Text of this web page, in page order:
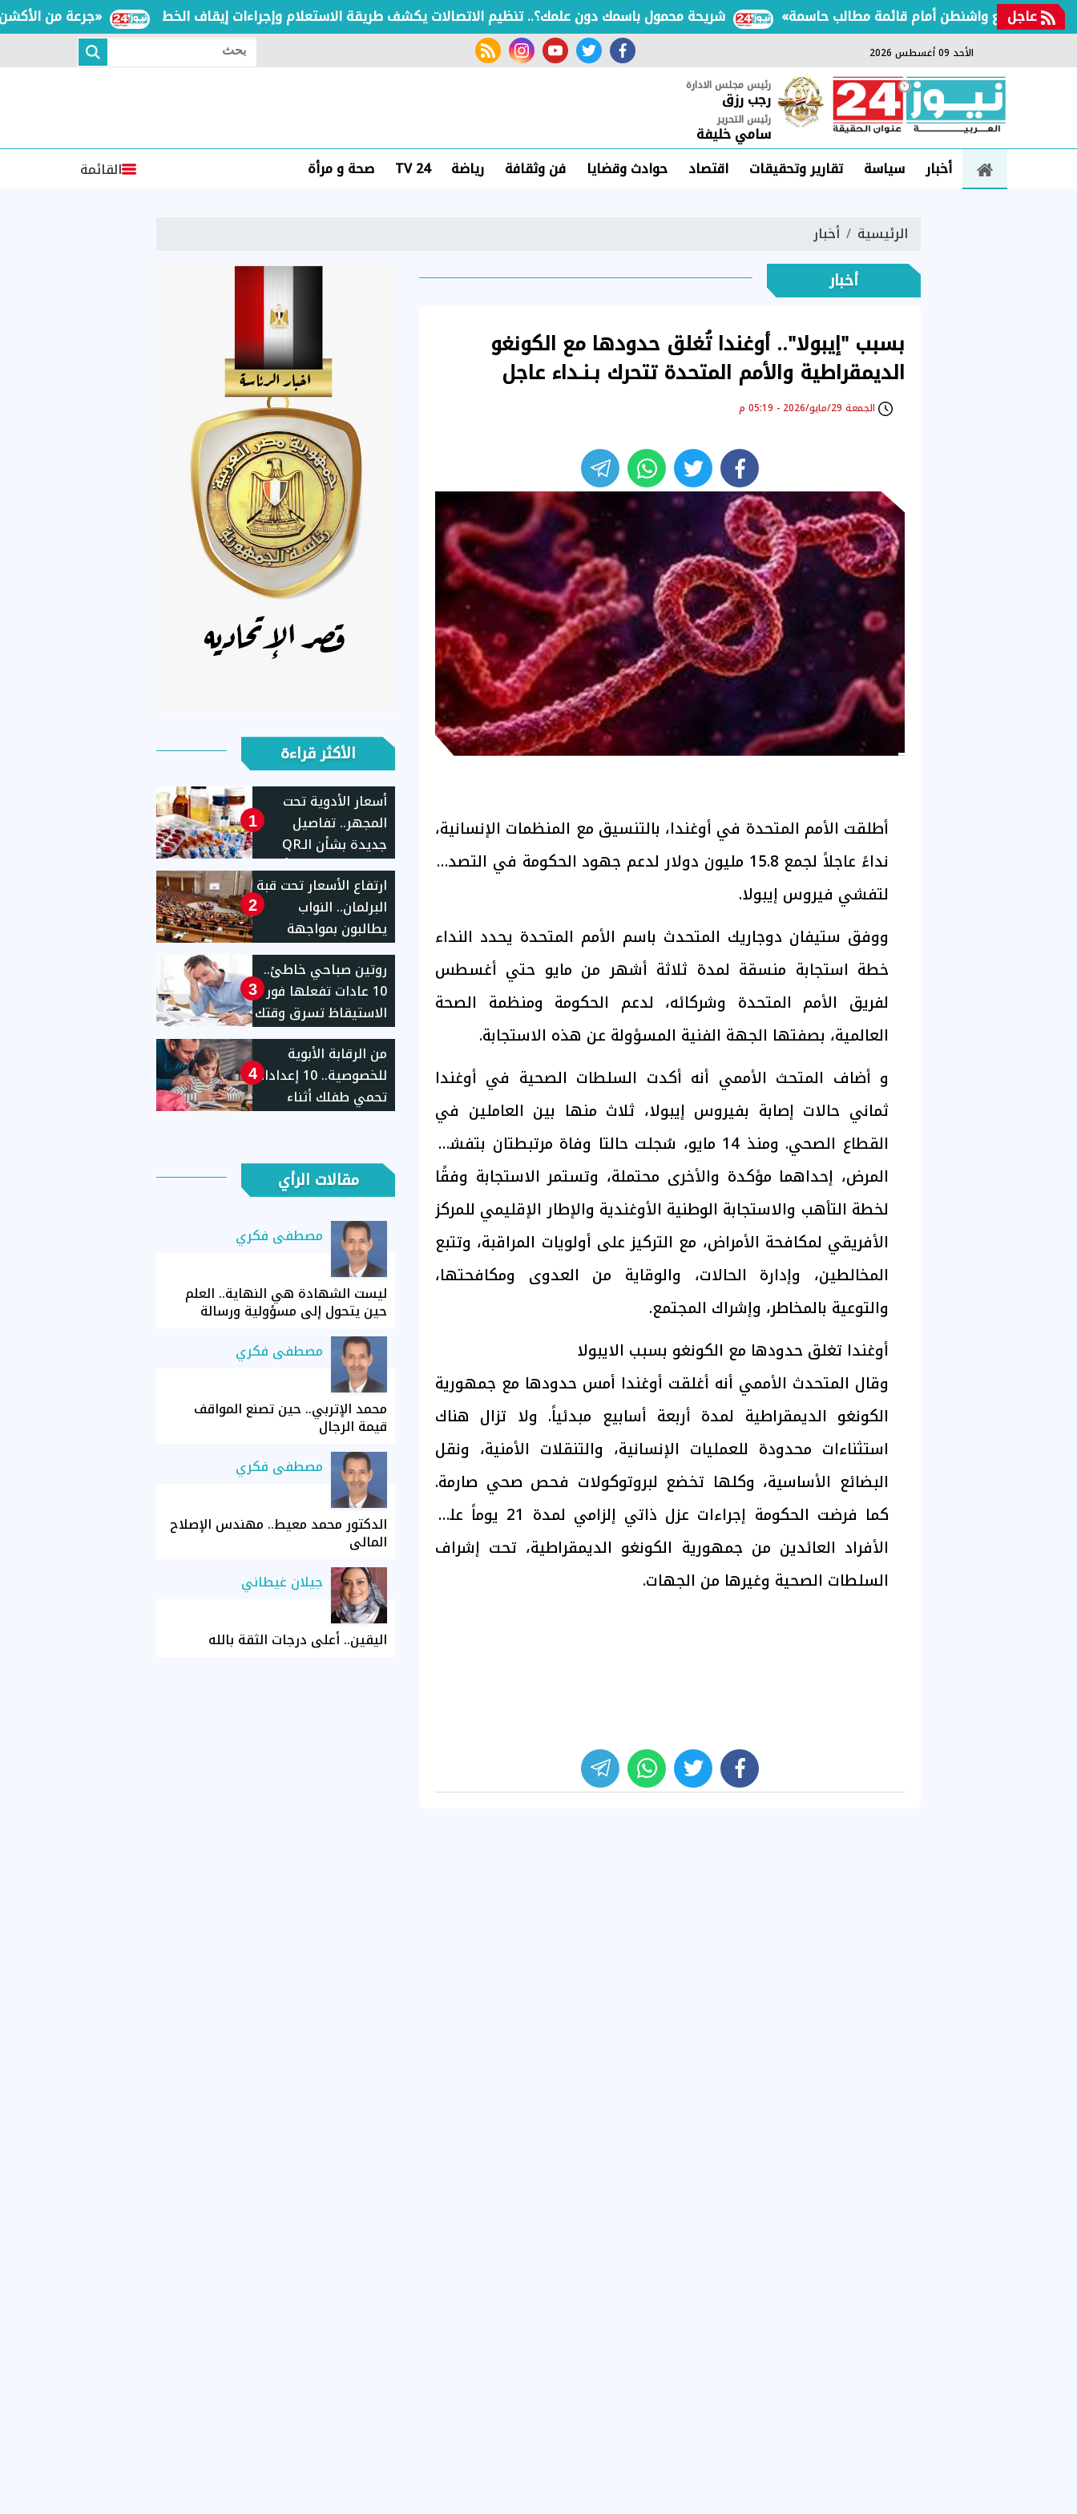
عاجل جرعة من الأكشن والكوميديا.. أمير كرارة يستعد لـ«شغل كايرو» شريحة محمول باسمك دون علمك؟.. تنظيم الاتصالات يكشف طريقة الاستعلام وإجراءات إيقاف الخط إيران تضع واشنطن أمام قائمة مطالب حاسمة
الأحد 09 أغسطس 2026 facebook
twitter
youtube
instagram
rss feed
بحث
رئيس مجلس الادارة
رجب رزق
رئيس التحرير
سامي خليفة
أخبار
سياسة تقارير وتحقيقات اقتصاد حوادث وقضايا فن وثقافة رياضة TV 24 صحة و مرأة القائمة
الرئيسية أخبار
أخبار
بسبب "إيبولا".. أوغندا تُغلق حدودها مع الكونغو
الديمقراطية والأمم المتحدة تتحرك بـنـداء عاجل
الجمعة 29/مايو/2026 - 05:19 م
أطلقت الأمم المتحدة في أوغندا، بالتنسيق مع المنظمات الإنسانية،
نداءً عاجلاً لجمع 15.8 مليون دولار لدعم جهود الحكومة في التصدي
لتفشي فيروس إيبولا.
ووفق ستيفان دوجاريك المتحدث باسم الأمم المتحدة يحدد النداء
خطة استجابة منسقة لمدة ثلاثة أشهر من مايو حتي أغسطس
لفريق الأمم المتحدة وشركائه، لدعم الحكومة ومنظمة الصحة
العالمية، بصفتها الجهة الفنية المسؤولة عن هذه الاستجابة.
و أضاف المتحث الأممي أنه أكدت السلطات الصحية في أوغندا
ثماني حالات إصابة بفيروس إيبولا، ثلاث منها بين العاملين في
القطاع الصحي. ومنذ 14 مايو، سُجلت حالتا وفاة مرتبطتان بتفشي
المرض، إحداهما مؤكدة والأخرى محتملة، وتستمر الاستجابة وفقًا
لخطة التأهب والاستجابة الوطنية الأوغندية والإطار الإقليمي للمركز
الأفريقي لمكافحة الأمراض، مع التركيز على أولويات المراقبة، وتتبع
المخالطين، وإدارة الحالات، والوقاية من العدوى ومكافحتها،
والتوعية بالمخاطر، وإشراك المجتمع.
أوغندا تغلق حدودها مع الكونغو بسبب الايبولا
وقال المتحدث الأممي أنه أغلقت أوغندا أمس حدودها مع جمهورية
الكونغو الديمقراطية لمدة أربعة أسابيع مبدئياً. ولا تزال هناك
استثناءات محدودة للعمليات الإنسانية، والتنقلات الأمنية، ونقل
البضائع الأساسية، وكلها تخضع لبروتوكولات فحص صحي صارمة.
كما فرضت الحكومة إجراءات عزل ذاتي إلزامي لمدة 21 يوماً على
الأفراد العائدين من جمهورية الكونغو الديمقراطية، تحت إشراف
السلطات الصحية وغيرها من الجهات.
الأكثر قراءة
1
أسعار الأدوية تحت
المجهر.. تفاصيل
جديدة بشأن الـQR
Code ورسالة طمأنة
للمواطنين
2
ارتفاع الأسعار تحت قبة
البرلمان.. النواب
يطالبون بمواجهة
حاسمة للمحتكرين
والتجار المخالفين
3
روتين صباحي خاطئ..
10 عادات تفعلها فور
الاستيقاظ تسرق وقتك
وتقلل نشاطك
4
من الرقابة الأبوية
للخصوصية.. 10 إعدادات
تحمي طفلك أثناء
استخدام الهاتف
مقالات الرأي
مصطفى فكري
ليست الشهادة هي النهاية.. العلم
حين يتحول إلى مسؤولية ورسالة
مصطفى فكري
محمد الإتربي.. حين تصنع المواقف
قيمة الرجال
مصطفى فكري
الدكتور محمد معيط.. مهندس الإصلاح
المالي
جيلان غيطاني
اليقين.. أعلى درجات الثقة بالله